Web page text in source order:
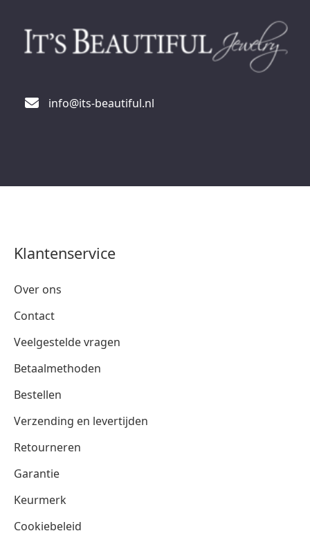
info@its-beautiful.nl
Klantenservice
Over ons
Contact
Veelgestelde vragen
Betaalmethoden
Bestellen
Verzending en levertijden
Retourneren
Garantie
Keurmerk
Cookiebeleid